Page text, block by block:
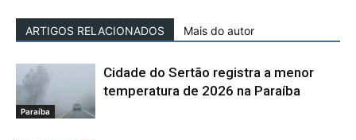
ARTIGOS RELACIONADOS Mais do autor
Paraíba
Cidade do Sertão registra a menor
temperatura de 2026 na Paraíba